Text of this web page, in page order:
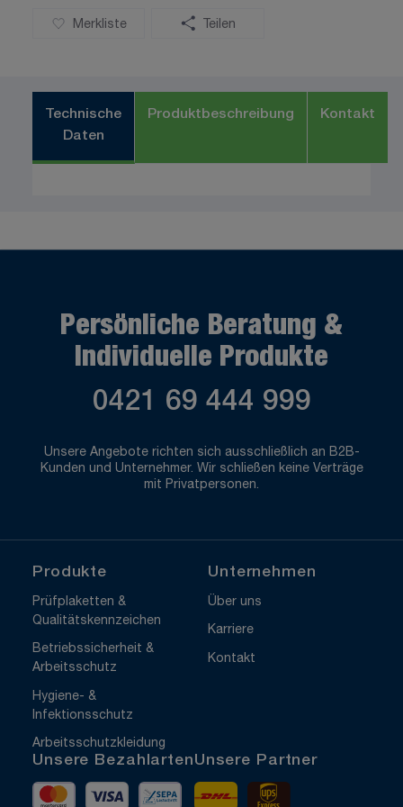
Merkliste Teilen
Technische
Daten
Produktbeschreibung Kontakt
Persönliche Beratung &
Individuelle Produkte
0421 69 444 999
Unsere Angebote richten sich ausschließlich an B2B-
Kunden und Unternehmer. Wir schließen keine Verträge
mit Privatpersonen.
Produkte
Prüfplaketten &
Qualitätskennzeichen
Betriebssicherheit &
Arbeitsschutz
Hygiene- &
Infektionsschutz
Arbeitsschutzkleidung
Unternehmen
Über uns
Karriere
Kontakt
Unsere Bezahlarten
MastercardVisa Vorkasse
Unsere Partner
DHL